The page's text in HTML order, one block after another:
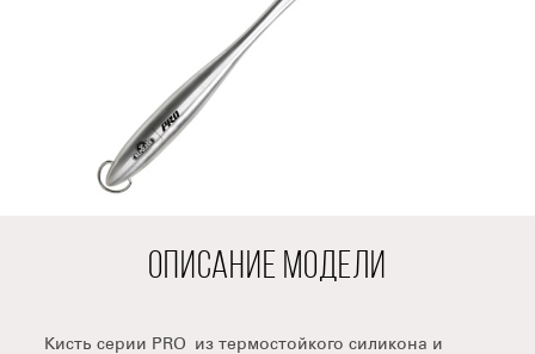
ОПИСАНИЕ МОДЕЛИ
Кисть серии PRO из термостойкого силикона и